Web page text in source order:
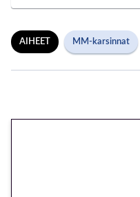
AIHEET MM-karsinnat